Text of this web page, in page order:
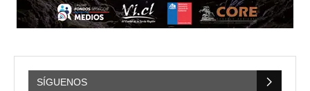
SÍGUENOS